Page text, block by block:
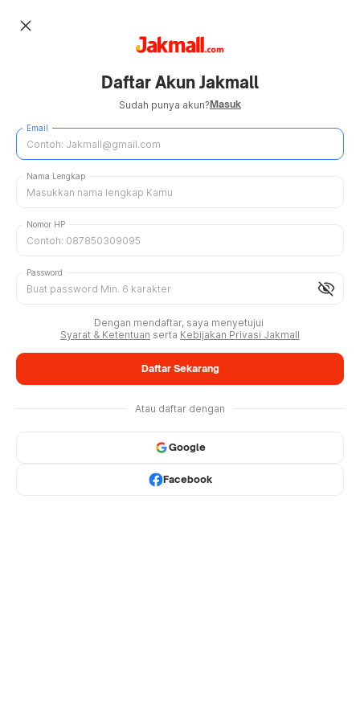
close
Daftar Akun Jakmall
Sudah punya akun?Masuk
Email
Nama Lengkap
Nomor HP
visibility_off
Password
Dengan mendaftar, saya menyetujui
Syarat & Ketentuan serta Kebijakan Privasi Jakmall
Daftar Sekarang
Atau daftar dengan
Google
Facebook